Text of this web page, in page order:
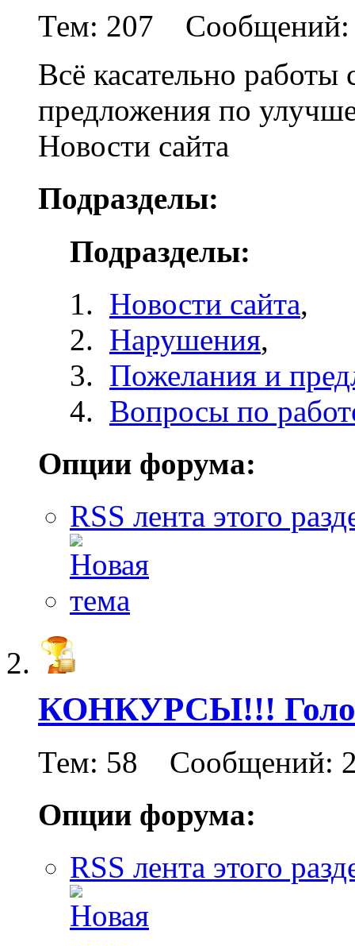
Тем: 207 Сообщений:
Всё касательно
предложения по
Новости сайта
Подразделы:
Подразделы:
Новости сайта,
Нарушения,
Пожелания и
Вопросы по
Опции форума:
RSS лента этого
КОНКУРСЫ!!!
Тем: 58 Сообщений:
Опции форума:
RSS лента этого